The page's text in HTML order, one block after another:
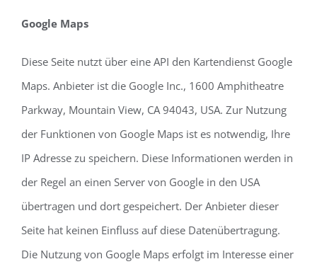
Google Maps
Diese Seite nutzt über eine API den Kartendienst Google
Maps. Anbieter ist die Google Inc., 1600 Amphitheatre
Parkway, Mountain View, CA 94043, USA. Zur Nutzung
der Funktionen von Google Maps ist es notwendig, Ihre
IP Adresse zu speichern. Diese Informationen werden in
der Regel an einen Server von Google in den USA
übertragen und dort gespeichert. Der Anbieter dieser
Seite hat keinen Einfluss auf diese Datenübertragung.
Die Nutzung von Google Maps erfolgt im Interesse einer